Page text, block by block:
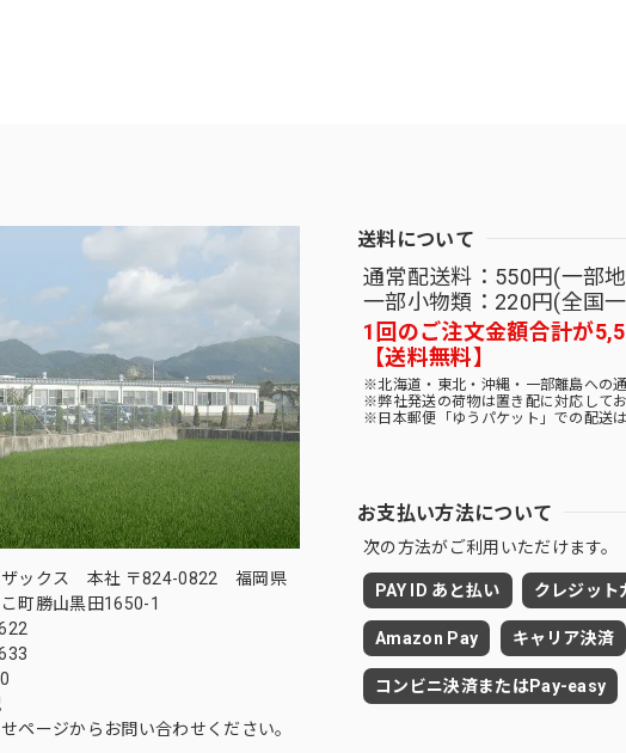
ザックス 本社 〒824-0822 福岡県
町勝山黒田1650-1
ページからお問い合わせください。
送料について
通常配送料：550円(一部
一部小物類：220円(全国
1回のご注文金額合計が
【送料無料】
※北海道・東北・沖縄・一部離島への
※弊社発送の荷物は置き配に対応してお
※日本郵便「ゆうパケット」での配送
お支払い方法について
次の方法がご利用いただけます。
PAY ID あと払い クレジット
Amazon Pay キャリア決済
コンビニ決済またはPay-easy